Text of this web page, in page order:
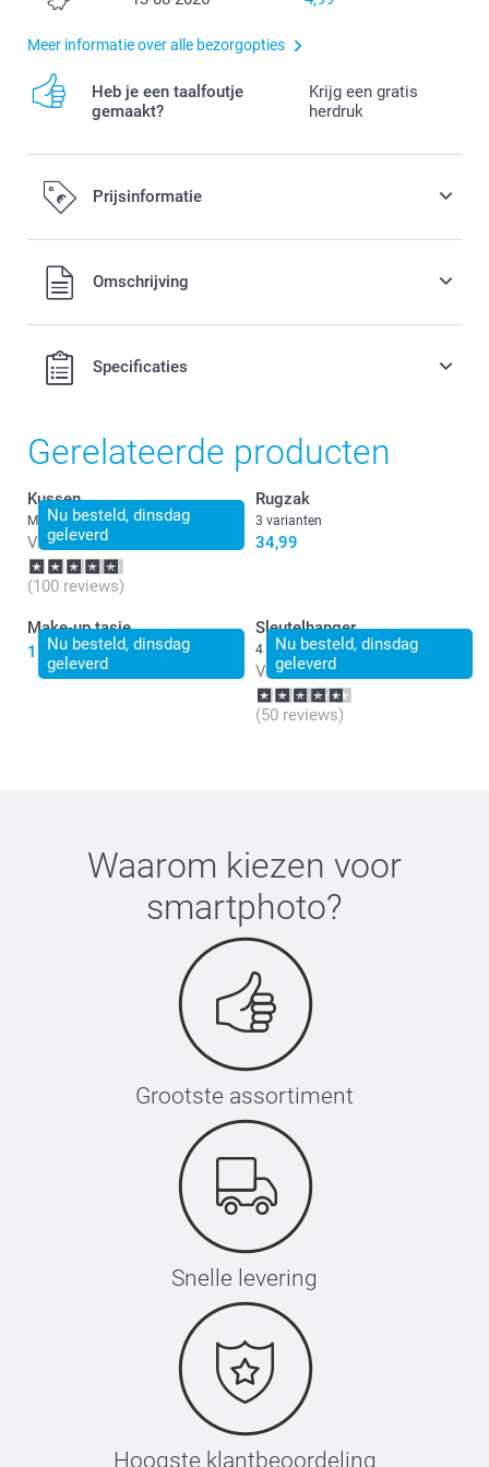
Meer informatie over alle bezorgopties
Heb je een taalfoutje
gemaakt?
Krijg een gratis
herdruk
Prijsinformatie
Alle prijzen zijn in EURO (€) inclusief BTW en exclusief
verzendkosten.Omschrijving
Specificaties
Gerelateerde producten
Nu besteld, dinsdag
geleverd
Kussen
Meer dan 10 varianten
Vanaf 17,49
(100 reviews)
Rugzak
3 varianten
34,99
Nu besteld, dinsdag
geleverd
Make-up tasje
15,99
Nu besteld, dinsdag
geleverd
Sleutelhanger
4 varianten
Vanaf 9,99
(50 reviews)
Waarom kiezen voor
smartphoto?
Grootste assortiment
Snelle levering
Hoogste klantbeoordeling